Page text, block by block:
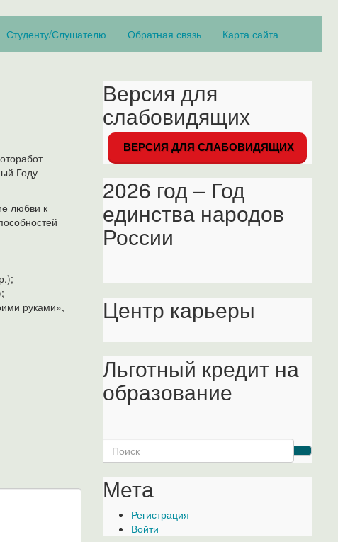
Студенту/Слушателю Обратная связь Карта сайта
Году
любви к
руками»,
Версия для
слабовидящих
ВЕРСИЯ ДЛЯ СЛАБОВИДЯЩИХ
2026 год – Год
единства народов
России
Центр карьеры
Льготный кредит на
образование
Search
for:
Мета
Регистрация
Войти